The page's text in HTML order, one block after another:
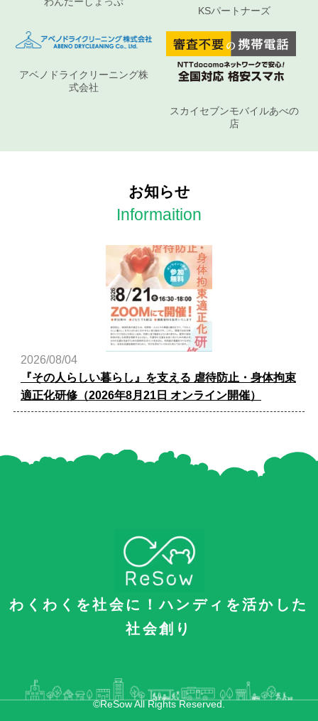
KSパートナーズ
アベノドライクリーニング株
式会社
スカイセブンモバイルあべの
店
お知らせ
Informaition
2026/08/04
『その人らしい暮らし』を支える 虐待防止・身体拘束
適正化研修（2026年8月21日 オンライン開催）
わくわくを社会に！ハンディを活かした
社会創り
©ReSow All Rights Reserved.